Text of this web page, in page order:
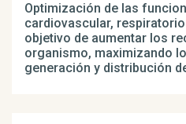
Optimización de las
cardiovascular,
objetivo de aumentar los
organismo, maximizando
generación y distribución